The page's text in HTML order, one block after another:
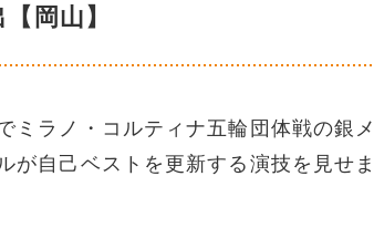
岡山】
ミラノ・コルティナ五輪団体戦の銀メ
が自己ベストを更新する演技を見せま